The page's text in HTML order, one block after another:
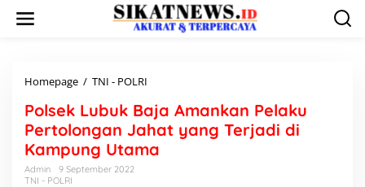
Homepage / TNI - POLRI
l
s
e
k
Polsek Lubuk Baja Amankan Pelaku
Pertolongan Jahat yang Terjadi di
Kampung Utama
Admin
9 September 2022
TNI - POLRI